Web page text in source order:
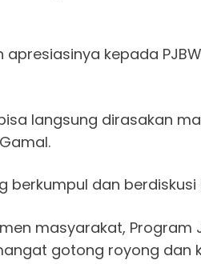
kepada
langsung dirasakan
dan
masyarakat,
gotong royong dan